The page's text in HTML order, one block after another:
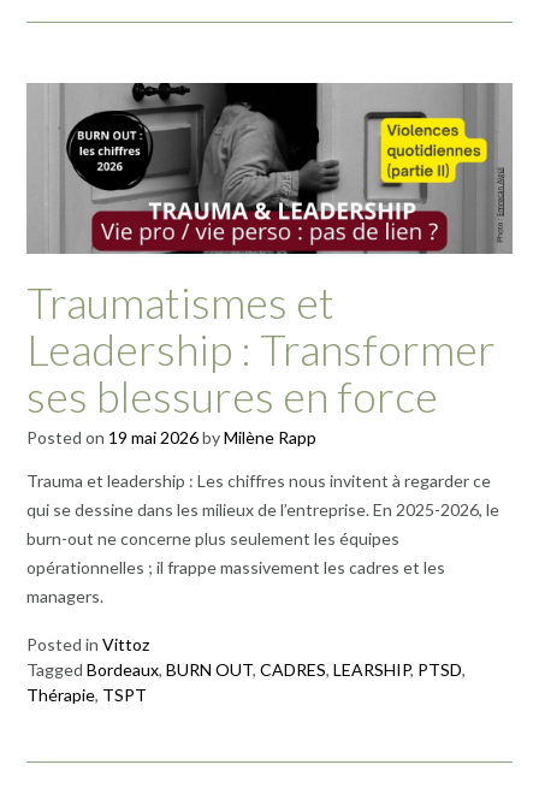
Traumatismes et
Leadership : Transformer
ses blessures en force
Posted on 19 mai 2026byMilène Rapp
Trauma et leadership : Les chiffres nous invitent à regarder ce
qui se dessine dans les milieux de l’entreprise. En 2025-2026, le
burn-out ne concerne plus seulement les équipes
opérationnelles ; il frappe massivement les cadres et les
managers.
Posted in Vittoz
Tagged Bordeaux, BURN OUT, CADRES, LEARSHIP, PTSD,
Thérapie, TSPT